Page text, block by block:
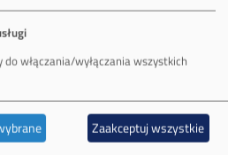
Brzeszcze
Janina
Sobieski
do włączania/wyłączania wszystkich
Zaakceptuj wszystkie